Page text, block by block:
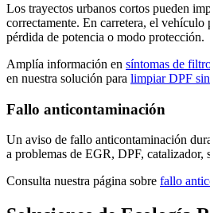
Los trayectos urbanos cortos pueden
correctamente. En carretera, el vehículo
pérdida de potencia o modo protección.
Amplía información en síntomas de
en nuestra solución para limpiar DPF
Fallo anticontaminación
Un aviso de fallo anticontaminación
a problemas de EGR, DPF, catalizador,
Consulta nuestra página sobre fallo